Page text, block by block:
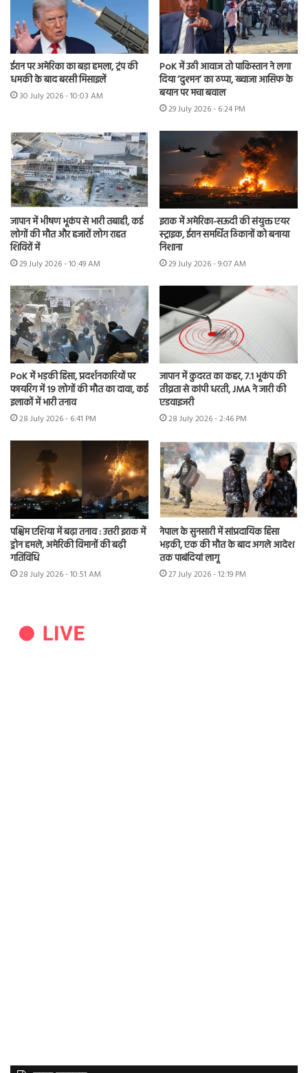
ईरान पर अमेरिका का बड़ा हमला, ट्रंप की
धमकी के बाद बरसी मिसाइलें
30 July 2026 - 10:03 AM
PoK में उठी आवाज तो पाकिस्तान ने लगा
दिया ‘दुश्मन’ का ठप्पा, ख्वाजा आसिफ के
बयान पर मचा बवाल
29 July 2026 - 6:24 PM
जापान में भीषण भूकंप से भारी तबाही, कई
लोगों की मौत और हजारों लोग राहत
शिविरों में
29 July 2026 - 10:49 AM
इराक में अमेरिका-सऊदी की संयुक्त एयर
स्ट्राइक, ईरान समर्थित ठिकानों को बनाया
निशाना
29 July 2026 - 9:07 AM
PoK में भड़की हिंसा, प्रदर्शनकारियों पर
फायरिंग में 19 लोगों की मौत का दावा, कई
इलाकों में भारी तनाव
28 July 2026 - 6:41 PM
जापान में कुदरत का कहर, 7.1 भूकंप की
तीव्रता से कांपी धरती, JMA ने जारी की
एडवाइजरी
28 July 2026 - 2:46 PM
पश्चिम एशिया में बढ़ा तनाव : उत्तरी इराक में
ड्रोन हमले, अमेरिकी विमानों की बढ़ी
गतिविधि
28 July 2026 - 10:51 AM
नेपाल के सुनसारी में सांप्रदायिक हिंसा
भड़की, एक की मौत के बाद अगले आदेश
तक पाबंदियां लागू
27 July 2026 - 12:19 PM